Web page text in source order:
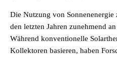
Die Nutzung von
den letzten Jahren zunehmend
Während konventionelle
Kollektoren basieren, haben